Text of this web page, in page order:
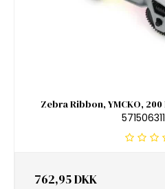
Zebra Ribbon, YMCKO,
762,95 DKK